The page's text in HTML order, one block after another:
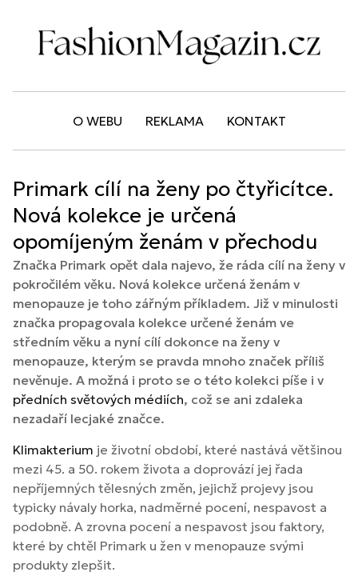
O WEBU REKLAMA KONTAKT
Primark cílí na ženy po čtyřicítce.
Nová kolekce je určená
opomíjeným ženám v přechodu
Značka Primark opět dala najevo, že ráda cílí na ženy v
pokročilém věku. Nová kolekce určená ženám v
menopauze je toho zářným příkladem. Již v minulosti
značka propagovala kolekce určené ženám ve
středním věku a nyní cílí dokonce na ženy v
menopauze, kterým se pravda mnoho značek příliš
nevěnuje. A možná i proto se o této kolekci píše i v
předních světových médiích, což se ani zdaleka
nezadaří lecjaké značce.
Klimakterium je životní období, které nastává většinou
mezi 45. a 50. rokem života a doprovází jej řada
nepříjemných tělesných změn, jejichž projevy jsou
typicky návaly horka, nadměrné pocení, nespavost a
podobně. A zrovna pocení a nespavost jsou faktory,
které by chtěl Primark u žen v menopauze svými
produkty zlepšit.